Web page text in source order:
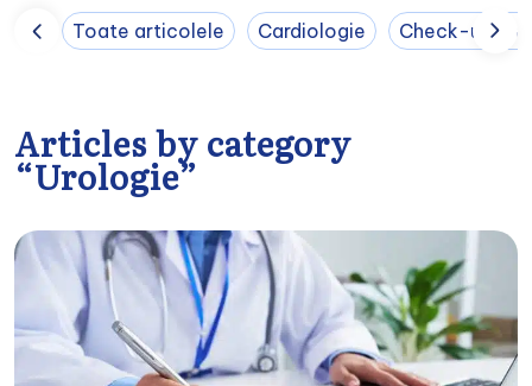
Toate articolele Cardiologie Check-up
Articles by category
“Urologie”